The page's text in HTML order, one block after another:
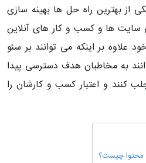
از بهترین راه حل ها بهینه سازی
ها و کسب و کار های آنلاین
علاوه بر اینکه می توانند بر سئو
به مخاطبان هدف دسترسی پیدا
کنند و اعتبار کسب و کارشان را
محتوا چیست؟